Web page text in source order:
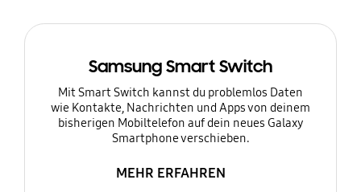
Samsung Smart Switch
Mit Smart Switch kannst du problemlos Daten
wie Kontakte, Nachrichten und Apps von deinem
bisherigen Mobiltelefon auf dein neues Galaxy
Smartphone verschieben.
MEHR ERFAHREN